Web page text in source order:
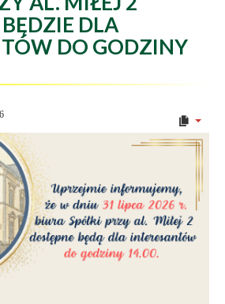
DLA
DO GODZINY